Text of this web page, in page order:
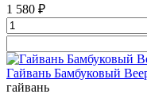
1 580 ₽
Гайвань Бамбуковый
гайвань